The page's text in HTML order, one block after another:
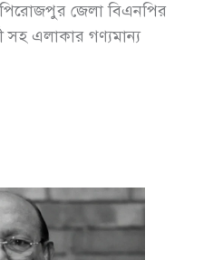
জেলা বিএনপির
সহ এলাকার গণ্যমান্য